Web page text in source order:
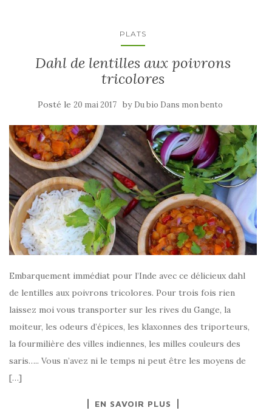
PLATS
Dahl de lentilles aux poivrons
tricolores
Posté le 20 mai 2017 by Du bio Dans mon bento
Embarquement immédiat pour l’Inde avec ce délicieux dahl
de lentilles aux poivrons tricolores. Pour trois fois rien
laissez moi vous transporter sur les rives du Gange, la
moiteur, les odeurs d’épices, les klaxonnes des triporteurs,
la fourmilière des villes indiennes, les milles couleurs des
saris….. Vous n’avez ni le temps ni peut être les moyens de
[…]
EN SAVOIR PLUS